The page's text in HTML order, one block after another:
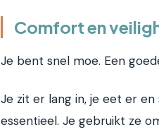
Comfort en
Je bent snel moe. Een
Je zit er lang in, je eet er
essentieel. Je gebruikt ze